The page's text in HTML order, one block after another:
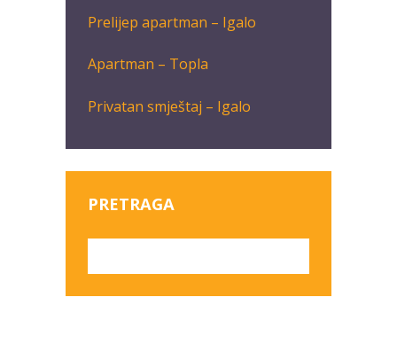
Prelijep apartman – Igalo
Apartman – Topla
Privatan smještaj – Igalo
PRETRAGA